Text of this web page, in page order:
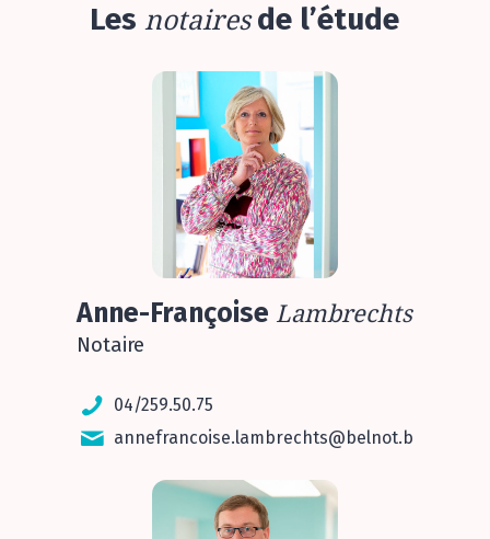
Lesnotairesde l’étude
Anne-Françoise Lambrechts
Notaire
04/259.50.75
annefrancoise.lambrechts@belnot.be